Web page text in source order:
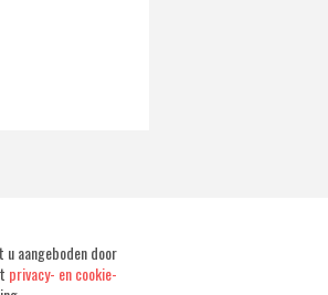
aangeboden door
privacy- en cookie-